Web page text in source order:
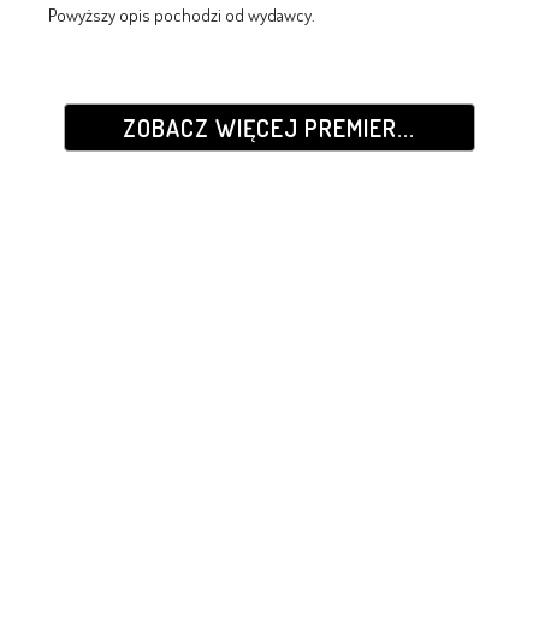
Powyższy opis pochodzi od wydawcy.
ZOBACZ WIĘCEJ PREMIER...